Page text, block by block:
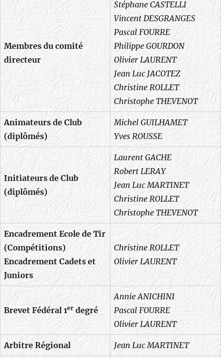
Membres du comité
directeur
Stéphane CASTELLI
Vincent DESGRANGES
Pascal FOURRE
Philippe GOURDON
Olivier LAURENT
Jean Luc JACOTEZ
Christine ROLLET
Christophe THEVENOT
Animateurs de Club
(diplômés)
Michel GUILHAMET
Yves ROUSSE
Initiateurs de Club
(diplômés)
Laurent GACHE
Robert LERAY
Jean Luc MARTINET
Christine ROLLET
Christophe THEVENOT
Encadrement Ecole de Tir
(Compétitions)
Encadrement Cadets et
Juniors
Christine ROLLET
Olivier LAURENT
Brevet Fédéral 1er degré
Annie ANICHINI
Pascal FOURRE
Olivier LAURENT
Arbitre Régional Jean Luc MARTINET